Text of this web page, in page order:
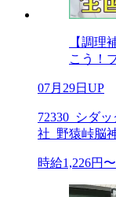
【調理
こう！
07月29日UP
72330_シダ
社_野猿峠脳
時給1,226円